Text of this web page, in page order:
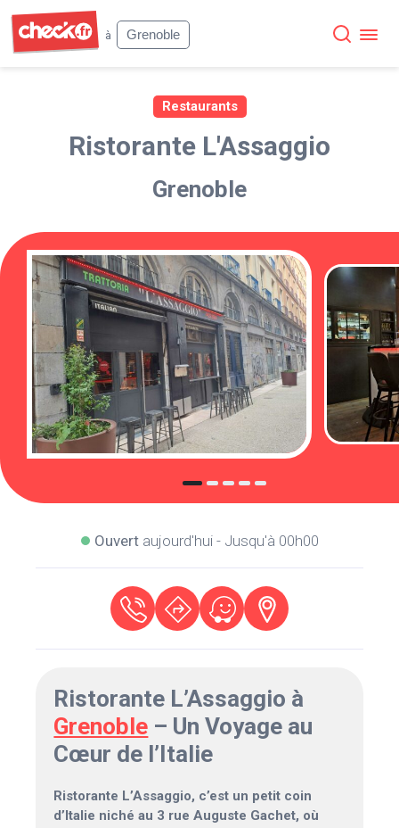
à
Grenoble
Restaurants
Ristorante L'Assaggio
Grenoble
Ouvertaujourd'hui - Jusqu'à 00h00
Ristorante L’Assaggio à
Grenoble – Un Voyage au
Cœur de l’Italie
Ristorante L’Assaggio, c’est un petit coin
d’Italie niché au 3 rue Auguste Gachet, où